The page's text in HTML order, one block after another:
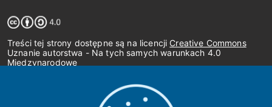
Treści tej strony dostępne są na licencji Creative Commons
Uznanie autorstwa - Na tych samych warunkach 4.0
Międzynarodowe